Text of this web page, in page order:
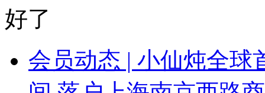
好了
会员动态 | 小仙炖全球